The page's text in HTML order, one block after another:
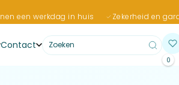
een werkdag in huis Zekerheid en
Contact
0